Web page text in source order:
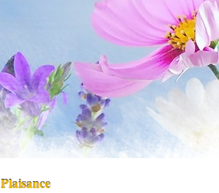
Plaisance